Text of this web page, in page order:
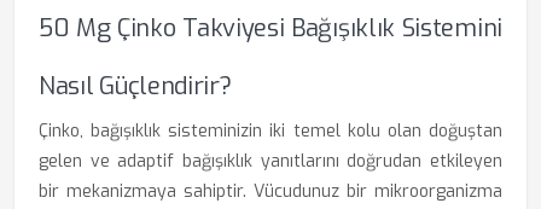
50 Mg Çinko Takviyesi Bağışıklık Sistemini
Nasıl Güçlendirir?
Çinko, bağışıklık sisteminizin iki temel kolu olan doğuştan
gelen ve adaptif bağışıklık yanıtlarını doğrudan etkileyen
bir mekanizmaya sahiptir. Vücudunuz bir mikroorganizma